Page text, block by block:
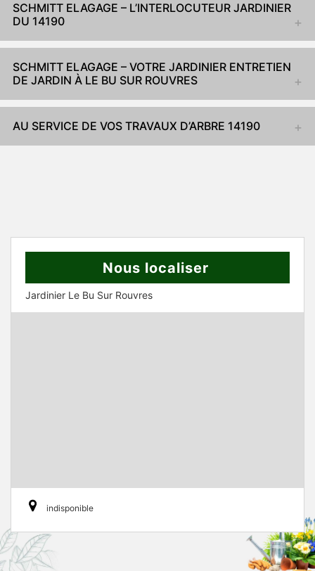
SCHMITT ELAGAGE – L’INTERLOCUTEUR JARDINIER
DU 14190
SCHMITT ELAGAGE – VOTRE JARDINIER ENTRETIEN
DE JARDIN À LE BU SUR ROUVRES
AU SERVICE DE VOS TRAVAUX D’ARBRE 14190
Nous localiser
Jardinier Le Bu Sur Rouvres
indisponible